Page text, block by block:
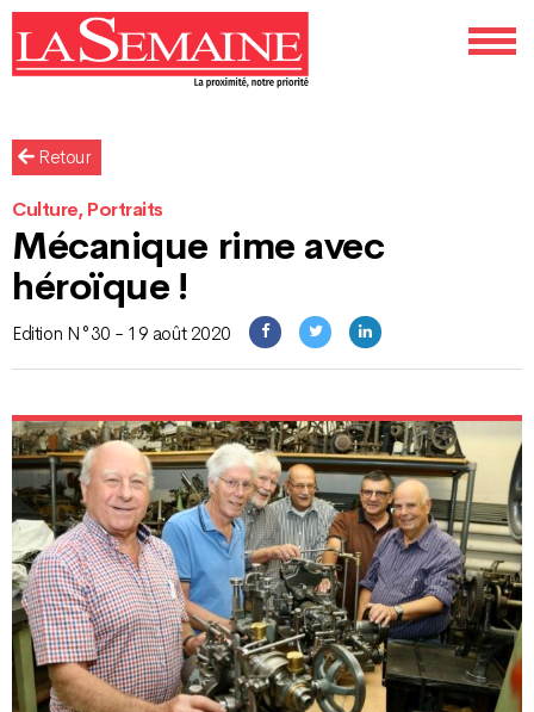
Retour
Culture, Portraits
Mécanique rime avec
héroïque !
Edition N°30 - 19 août 2020